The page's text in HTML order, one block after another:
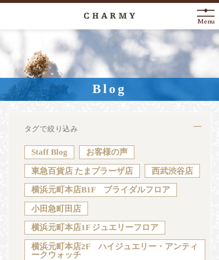
New Arrival
About
Engagement Ring
Anniversary
News Blog
Sustainability Voice Catalog
Menu
Blog
タグで絞り込み
Staff Blog お客様の声
東急百貨店 たまプラーザ店 西武渋谷店
横浜元町本店B1F ブライダルフロア
小田急町田店
横浜元町本店1F ジュエリーフロア
横浜元町本店2F ハイジュエリー・アンティ
ークウォッチ